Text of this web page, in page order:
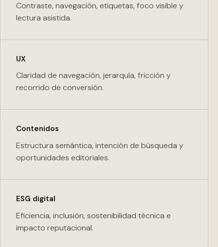
Contraste, navegación, etiquetas, foco visible y
lectura asistida.
UX
Claridad de navegación, jerarquía, fricción y
recorrido de conversión.
Contenidos
Estructura semántica, intención de búsqueda y
oportunidades editoriales.
ESG digital
Eficiencia, inclusión, sostenibilidad técnica e
impacto reputacional.